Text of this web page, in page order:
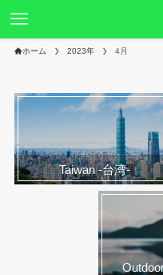
ホーム 2023年 4月
Taiwan -台湾-